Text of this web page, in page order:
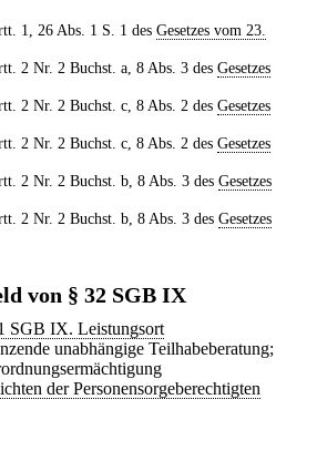
1, 26 Abs. 1 S. 1 des Gesetzes vom 23.
2 Nr. 2 Buchst. a, 8 Abs. 3 des Gesetzes
2 Nr. 2 Buchst. c, 8 Abs. 2 des Gesetzes
2 Nr. 2 Buchst. c, 8 Abs. 2 des Gesetzes
2 Nr. 2 Buchst. b, 8 Abs. 3 des Gesetzes
2 Nr. 2 Buchst. b, 8 Abs. 3 des Gesetzes
von § 32 SGB IX
SGB IX. Leistungsort
unabhängige Teilhabeberatung;
der Personensorgeberechtigten